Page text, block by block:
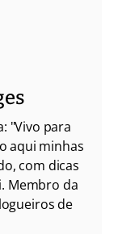
"Vivo para
aqui minhas
com dicas
Membro da
de